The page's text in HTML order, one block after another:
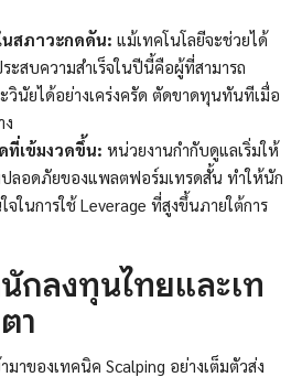
นสภาวะกดดัน: แม้เทคโนโลยีจะช่วยได้
ะสบความสำเร็จในปีนี้คือผู้ที่สามารถ
วินัยได้อย่างเคร่งครัด ตัดขาดทุนทันทีเมื่อ
ที่เข้มงวดขึ้น: หน่วยงานกำกับดูแลเริ่มให้
ลอดภัยของแพลตฟอร์มเทรดสั้น ทำให้นัก
ในการใช้ Leverage ที่สูงขึ้นภายใต้การ
กลงทุนไทยและเท
า
าของเทคนิค Scalping อย่างเต็มตัวส่ง